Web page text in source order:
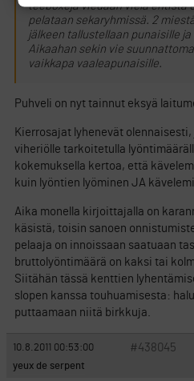
teeboxeja viedään vielä entistä
pelataan sekaryhmissä. 2
jälkeen tallustellaan punaisille
Aikaahan sekin vie
vaikkapa vaaleapunaisille.
Puhveli on nyt tainnut eksyä
Kierrosajat lyhenevät
viheriölle tarkoitetulla
kokemuksella kertoa, että
kuin lyöntien lyöminen JA
Aika monella kirjoittajalla on
käsistä, toisin sanoen
pelaaja on innoissaan saatuaan
bruttolyöntimäärä on kaksi tai
Siitähän tässä kenttien
slopen kanssa touhuamisesta:
puttaamaan niitä birkkuja.
10.8.2011 00:53:00 #438045
yeux de serpent